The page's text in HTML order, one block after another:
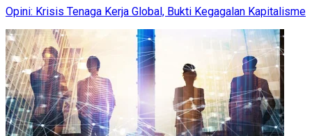
Opini: Krisis Tenaga Kerja Global, Bukti Kegagalan Kapitalisme